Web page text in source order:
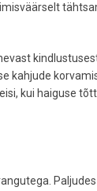
kahjude
kui haiguse